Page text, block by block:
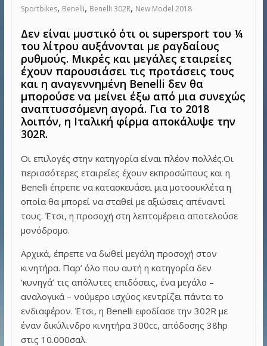
Sportbikes, Benelli, Benelli 302R, New Model 2018
Δεν είναι μυστικό ότι οι supersport του ¼
του λίτρου αυξάνονται με ραγδαίους
ρυθμούς. Μικρές και μεγάλες εταιρείες
έχουν παρουσιάσει τις προτάσεις τους
και η αναγεννημένη Benelli δεν θα
μπορούσε να μείνει έξω από μια συνεχώς
αναπτυσσόμενη αγορά. Για το 2018
λοιπόν, η Ιταλική φίρμα αποκάλυψε την
302R.
Οι επιλογές στην κατηγορία είναι πλέον πολλές.Οι
περισσότερες εταιρείες έχουν εκπροσώπους και η
Benelli έπρεπε να κατασκευάσει μια μοτοσυκλέτα η
οποία θα μπορεί να σταθεί με αξιώσεις απέναντί
τους. Έτσι, η προσοχή στη λεπτομέρεια αποτελούσε
μονόδρομο.
Αρχικά, έπρεπε να δωθεί μεγάλη προσοχή στον
κινητήρα. Παρ’ όλο που αυτή η κατηγορία δεν
‘κυνηγά’ τις απόλυτες επιδόσεις, ένα μεγάλο –
αναλογικά – νούμερο ισχύος κεντρίζει πάντα το
ενδιαφέρον. Έτσι, η Benelli εφοδίασε την 302R με
έναν δικύλινδρο κινητήρα 300cc, απόδοσης 38hp
στις 10.000σαλ.